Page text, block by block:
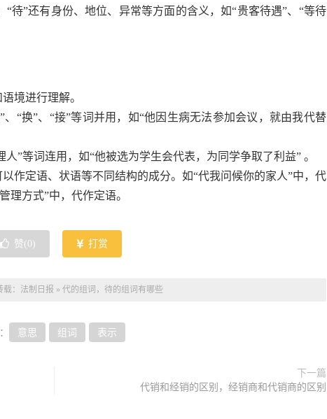
待”还有身份、地位、异常等方面的含义，如“贵客待遇”、“等待
境进行理解。
“换”、“接”等词并用，如“他因生病无法参加会议，就由我代替
”等词连用，如“他被选为学生会代表，为同学争取了利益” 。
作定语、状语等不同结构的成分。如“代我问候你的家人”中，代
理方式”中，代作定语。
赞( 0 ) 打赏
： 法制日报 » 代的组词，待的组词有哪些
意思 组词 表示
下一篇
代销和经销的区别，经销商和代销商的区别